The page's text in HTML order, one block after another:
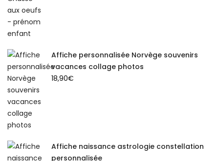
Affiche personnalisée Norvège souvenirs
vacances collage photos
18,90€
Affiche naissance astrologie constellation
personnalisée